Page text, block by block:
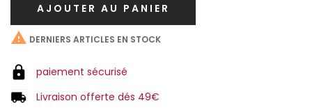
AJOUTER AU PANIER
 DERNIERS ARTICLES EN STOCK
paiement sécurisé
Livraison offerte dés 49€